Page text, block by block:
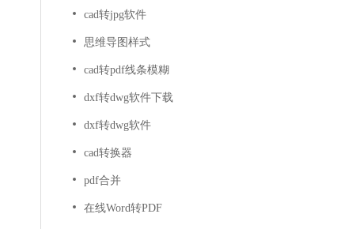
cad转jpg软件
思维导图样式
cad转pdf线条模糊
dxf转dwg软件下载
dxf转dwg软件
cad转换器
pdf合并
在线Word转PDF